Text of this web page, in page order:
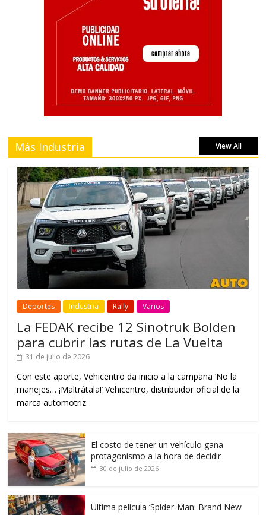
Más Industria View All
Deportes Industria Rally Varios
La FEDAK recibe 12 Sinotruk Bolden
para cubrir las rutas de La Vuelta
31 de julio de 2026
Con este aporte, Vehicentro da inicio a la campaña ‘No la
manejes… ¡Maltrátala!’ Vehicentro, distribuidor oficial de la
marca automotriz
El costo de tener un vehículo gana
protagonismo a la hora de decidir
30 de julio de 2026
Ultima película ‘Spider‑Man: Brand New